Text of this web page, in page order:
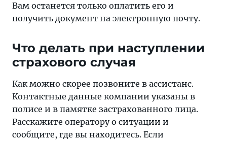
Вам останется только оплатить его и
получить документ на электронную почту.
Что делать при наступлении
страхового случая
Как можно скорее позвоните в ассистанс.
Контактные данные компании указаны в
полисе и в памятке застрахованного лица.
Расскажите оператору о ситуации и
сообщите, где вы находитесь. Если